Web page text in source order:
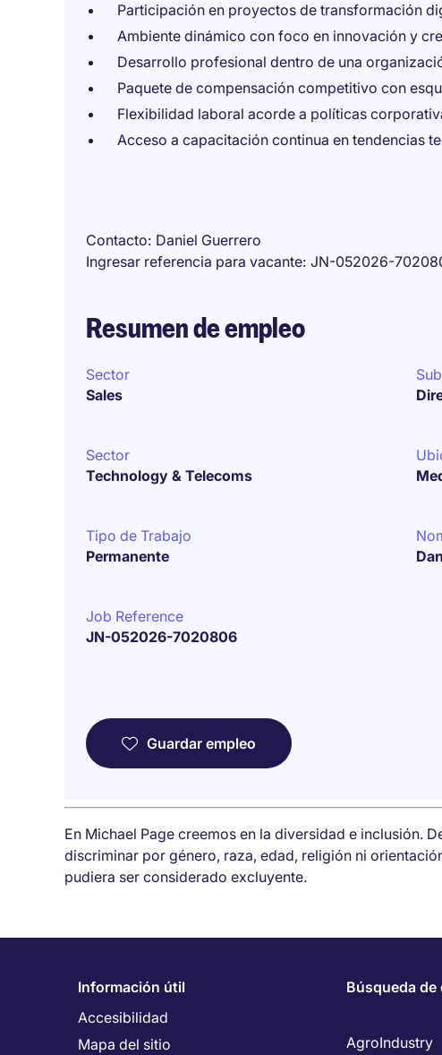
Participación en proyectos de transformación
Ambiente dinámico con foco en innovación y
Desarrollo profesional dentro de una
Paquete de compensación competitivo con
Flexibilidad laboral acorde a políticas
Acceso a capacitación continua en tendencias
Contacto Daniel Guerrero
Ingresar referencia para vacante JN-052026-
Resumen de empleo
Sector
Sales
Sector
Technology & Telecoms
Tipo de Trabajo
Permanente
Job Reference
JN-052026-7020806
Guardar empleo
En Michael Page creemos en la diversidad e inclusión.
discriminar por género, raza, edad, religión ni
pudiera ser considerado excluyente.
Información útil
Accesibilidad
Mapa del sitio
Búsqueda de
AgroIndustry